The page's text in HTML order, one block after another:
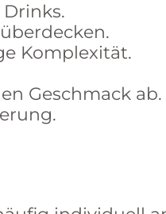
Komplexität.
Geschmack ab.